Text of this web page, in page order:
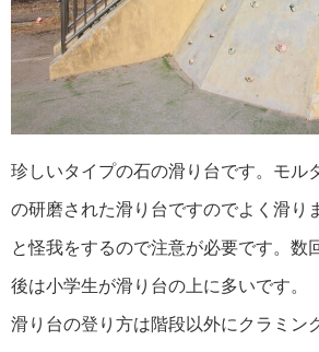
珍しいタイプの石の滑り台です。モル
の研磨された滑り台ですのでよく滑り
と怪我をするので注意が必要です。数
後は小学生が滑り台の上に多いです。
滑り台の登り方は階段以外にクラミン